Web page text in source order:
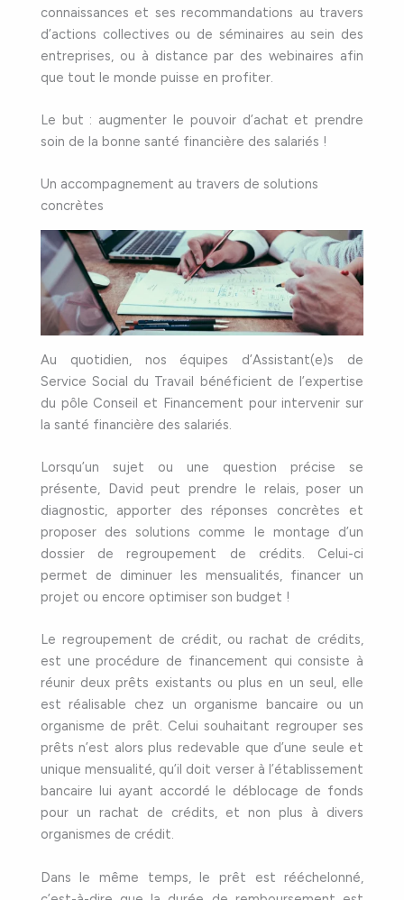
connaissances et ses recommandations au travers
d’actions collectives ou de séminaires au sein des
entreprises, ou à distance par des webinaires afin
que tout le monde puisse en profiter.
Le but : augmenter le pouvoir d’achat et prendre
soin de la bonne santé financière des salariés !
Un accompagnement au travers de solutions
concrètes
Au quotidien, nos équipes d’Assistant(e)s de
Service Social du Travail bénéficient de l’expertise
du pôle Conseil et Financement pour intervenir sur
la santé financière des salariés.
Lorsqu’un sujet ou une question précise se
présente, David peut prendre le relais, poser un
diagnostic, apporter des réponses concrètes et
proposer des solutions comme le montage d’un
dossier de regroupement de crédits. Celui-ci
permet de diminuer les mensualités, financer un
projet ou encore optimiser son budget !
Le regroupement de crédit, ou rachat de crédits,
est une procédure de financement qui consiste à
réunir deux prêts existants ou plus en un seul, elle
est réalisable chez un organisme bancaire ou un
organisme de prêt. Celui souhaitant regrouper ses
prêts n’est alors plus redevable que d’une seule et
unique mensualité, qu’il doit verser à l’établissement
bancaire lui ayant accordé le déblocage de fonds
pour un rachat de crédits, et non plus à divers
organismes de crédit.
Dans le même temps, le prêt est rééchelonné,